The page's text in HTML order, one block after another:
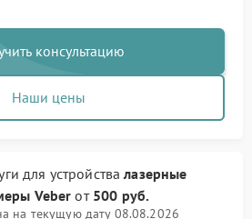
консультацию
Наши цены
для устройствалазерные
Veber от 500 руб.
на текущую дату 08.08.2026